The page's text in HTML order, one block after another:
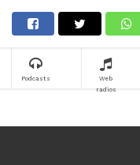
Podcasts
Web
radios